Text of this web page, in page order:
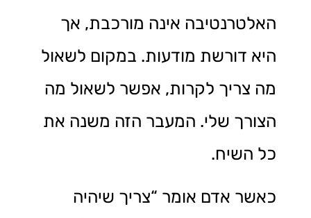
האלטרנטיבה אינה מורכבת, אך
היא דורשת מודעות. במקום לשאול
מה צריך לקרות, אפשר לשאול מה
הצורך שלי. המעבר הזה משנה את
כל השיח.
כאשר אדם אומר “צריך שיהיה